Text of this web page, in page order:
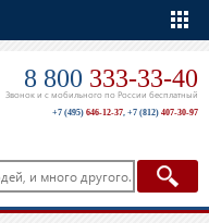
8 800 333-33-40
Звонок и с мобильного по России бесплатный
+7 (495) 646-12-37, +7 (812) 407-30-97